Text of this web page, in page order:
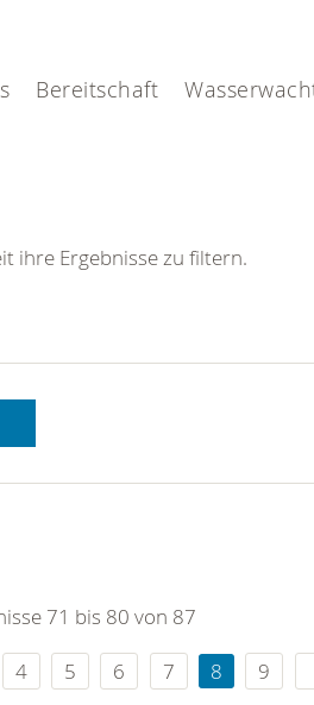
Bereitschaft
ihre Ergebnisse zu filtern.
71 bis 80 von 87
4 5 6 7 8 9